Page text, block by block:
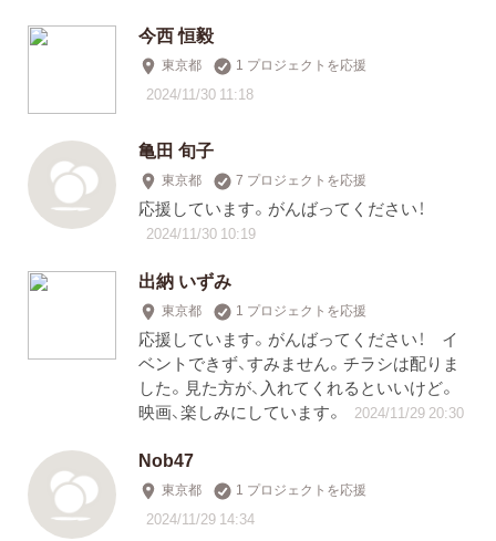
今西 恒毅
東京都 1 プロジェクトを応援
2024/11/30 11:18
亀田 旬子
東京都 7 プロジェクトを応援
応援しています。がんばってください！
2024/11/30 10:19
出納 いずみ
東京都 1 プロジェクトを応援
応援しています。がんばってください！ イ
ベントできず、すみません。チラシは配りま
した。見た方が、入れてくれるといいけど。
映画、楽しみにしています。
2024/11/29 20:30
Nob47
東京都 1 プロジェクトを応援
2024/11/29 14:34